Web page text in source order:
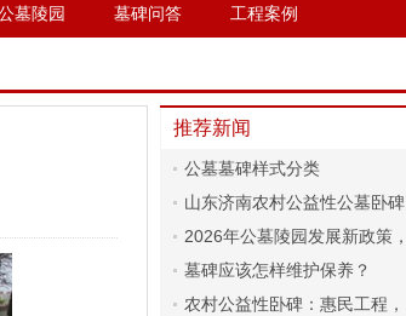
墓陵园 墓碑问答 工程案例
推荐新闻
公墓墓碑样式分类
山东济南农村公益性公墓卧碑尺寸标准及合规要求解读
2026年公墓陵园发展新政策，淘碑网为您解读
墓碑应该怎样维护保养？
​农村公益性卧碑：惠民工程，简约庄重